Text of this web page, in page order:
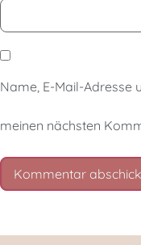
Name, E-Mail-Adresse
meinen nächsten